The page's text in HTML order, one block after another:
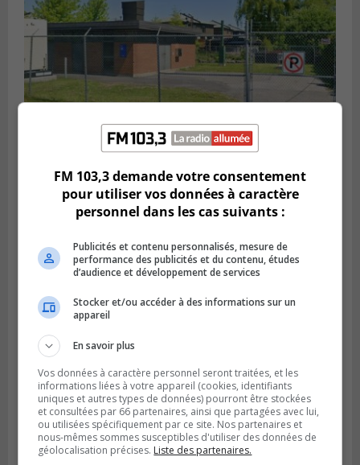
Longueuil injecte 1,5 M$ pour moderniser
deux stations de pompage
LA PRAIRIE
Publié le 5 août 2026 à 11h59
La Prairie loue des espaces de glace
jusqu’en avril 2027
FM 103,3 demande votre consentement
pour utiliser vos données à caractère
personnel dans les cas suivants :
Publicités et contenu personnalisés, mesure de
performance des publicités et du contenu, études
d’audience et développement de services
Stocker et/ou accéder à des informations sur un
appareil
En savoir plus
Vos données à caractère personnel seront traitées, et les
informations liées à votre appareil (cookies, identifiants
uniques et autres types de données) pourront être stockées
et consultées par 66 partenaires, ainsi que partagées avec lui,
ou utilisées spécifiquement par ce site. Nos partenaires et
nous-mêmes sommes susceptibles d'utiliser des données de
géolocalisation précises. Liste des partenaires.